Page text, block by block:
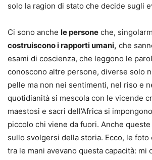
solo la ragion di stato che decide sugli
Ci sono anche le persone che,
costruiscono i rapporti umani, che
esami di coscienza, che leggono le
conoscono altre persone, diverse solo
pelle ma non nei sentimenti, nel riso e
quotidianità si mescola con le vicende
maestosi e sacri dell’Africa si
piccolo chi viene da fuori. Anche
sullo svolgersi della storia. Ecco, le foto
tra le mani avevano questa capacità: mi